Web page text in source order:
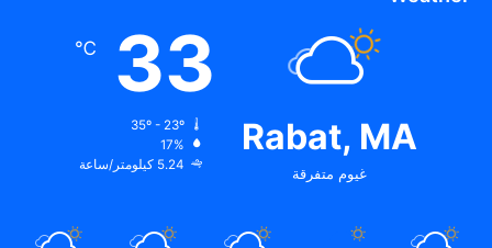
Rabat, MA
غيوم متفرقة
33
℃
17%
5.24 كيلومتر/ساعة